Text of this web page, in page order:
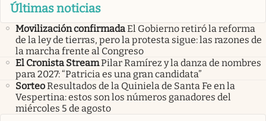
Últimas noticias
Movilización confirmadaEl Gobierno retiró la reforma
de la ley de tierras, pero la protesta sigue: las razones de
la marcha frente al Congreso
El Cronista StreamPilar Ramírez y la danza de nombres
para 2027: “Patricia es una gran candidata”
SorteoResultados de la Quiniela de Santa Fe en la
Vespertina: estos son los números ganadores del
miércoles 5 de agosto